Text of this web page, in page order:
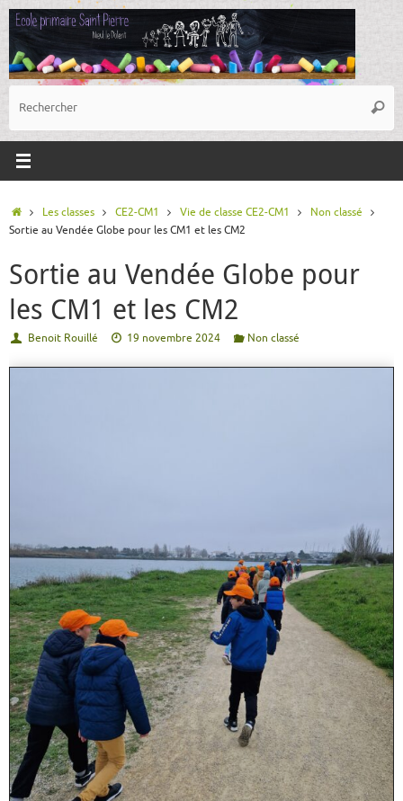
Passer
contenu
:
AccueilLes classes CE2-CM1 Vie de classe CE2-CM1
Non classé
Sortie au Vendée Globe pour les CM1 et les CM2
Sortie au Vendée Globe pour
les CM1 et les CM2
Benoit Rouillé 19 novembre 2024 Non classé